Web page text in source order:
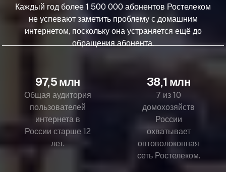
Каждый год более 1 500 000 абонентов Ростелеком
не успевают заметить проблему с домашним
интернетом, поскольку она устраняется ещё до
обращения абонента.
97,5 млн
Общая аудитория
пользователей
интернета в
России старше 12
лет.
38,1 млн
7 из 10
домохозяйств
России
охватывает
оптоволоконная
сеть Ростелеком.